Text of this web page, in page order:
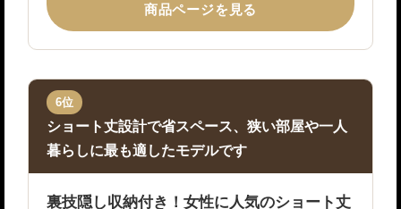
商品ページを見る
6位
ショート丈設計で省スペース、狭い部屋や一人
暮らしに最も適したモデルです
裏技隠し収納付き！女性に人気のショート丈